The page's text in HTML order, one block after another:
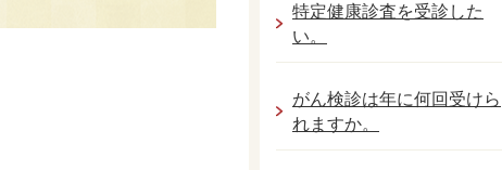
特定健康診査を受診した
い。
がん検診は年に何回受けら
れますか。